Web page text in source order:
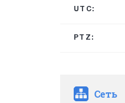
UTC:
PTZ:
Сеть